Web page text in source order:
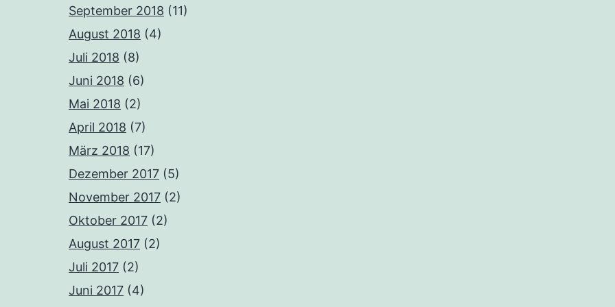
September 2018 (11)
August 2018 (4)
Juli 2018 (8)
Juni 2018 (6)
Mai 2018 (2)
April 2018 (7)
März 2018 (17)
Dezember 2017 (5)
November 2017 (2)
Oktober 2017 (2)
August 2017 (2)
Juli 2017 (2)
Juni 2017 (4)